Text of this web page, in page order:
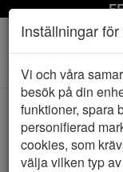
Toggle
navigation
HEM RIEKER
Inställningar
Vi och våra
besök på din
funktioner, spara
personifierad
cookies, som
välja vilken typ